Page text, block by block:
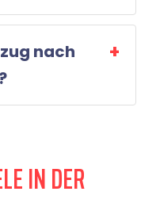
nach
IN DER